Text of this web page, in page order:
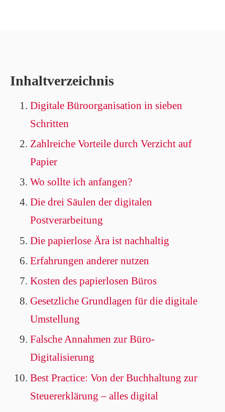
Inhaltverzeichnis
Digitale Büroorganisation in sieben
Schritten
Zahlreiche Vorteile durch Verzicht auf
Papier
Wo sollte ich anfangen?
Die drei Säulen der digitalen
Postverarbeitung
Die papierlose Ära ist nachhaltig
Erfahrungen anderer nutzen
Kosten des papierlosen Büros
Gesetzliche Grundlagen für die digitale
Umstellung
Falsche Annahmen zur Büro-
Digitalisierung
Best Practice: Von der Buchhaltung zur
Steuererklärung – alles digital